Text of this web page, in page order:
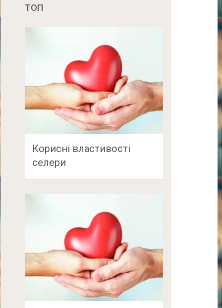
ТОП
Корисні властивості
селери